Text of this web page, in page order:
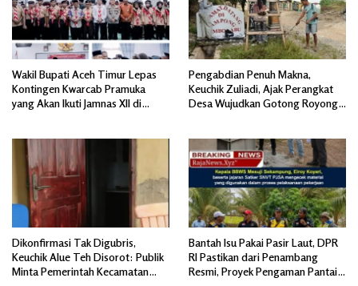
Wakil Bupati Aceh Timur Lepas
Kontingen Kwarcab Pramuka
yang Akan Ikuti Jamnas XII di
Pengabdian Penuh Makna,
Keuchik Zuliadi, Ajak Perangkat
Desa Wujudkan Gotong Royong,
Dikonfirmasi Tak Digubris,
Keuchik Alue Teh Disorot: Publik
Minta Pemerintah Kecamatan
Bantah Isu Pakai Pasir Laut, DPR
RI Pastikan dari Penambang
Resmi, Proyek Pengaman Pantai